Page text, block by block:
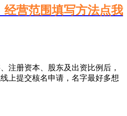
营范围填写方法点我
注册资本、股东及出资比例后，
上提交核名申请，名字最好多想